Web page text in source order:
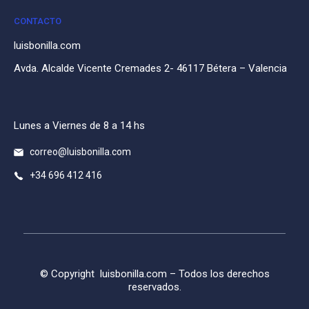
CONTACTO
luisbonilla.com
Avda. Alcalde Vicente Cremades 2- 46117 Bétera – Valencia
Lunes a Viernes de 8 a 14 hs
correo@luisbonilla.com
+34 696 412 416
© Copyright luisbonilla.com – Todos los derechos
reservados.